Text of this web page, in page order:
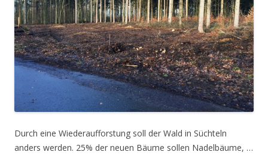
Durch eine Wiederaufforstung soll der Wald in Süchteln
anders werden. 25% der neuen Bäume sollen Nadelbäume, …